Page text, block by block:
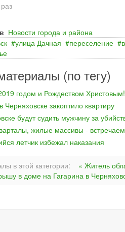
раз
Новости города и района
улица Дачная переселение
(по тегу)
годом и Рождеством Христовым!
Черняховске закоптило квартиру
будут судить мужчину за
жилые массивы -
летчик избежал наказания
в этой категории:
« Житель
в доме на Гагарина в